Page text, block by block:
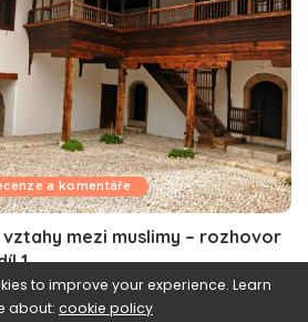
a komentáře
mezi muslimy – rozhovor
1.
to improve your experience. Learn
about: cookie policy